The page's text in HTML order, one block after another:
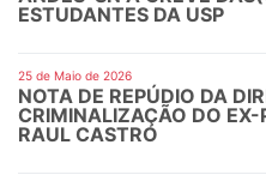
ESTUDANTES DA USP
25 de Maio de 2026
NOTA DE REPÚDIO DA
CRIMINALIZAÇÃO DO EX-
RAUL CASTRO